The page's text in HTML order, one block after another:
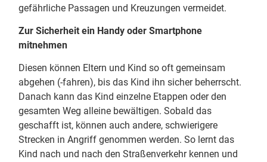
gefährliche Passagen und Kreuzungen vermeidet.
Zur Sicherheit ein Handy oder Smartphone
mitnehmen
Diesen können Eltern und Kind so oft gemeinsam
abgehen (-fahren), bis das Kind ihn sicher beherrscht.
Danach kann das Kind einzelne Etappen oder den
gesamten Weg alleine bewältigen. Sobald das
geschafft ist, können auch andere, schwierigere
Strecken in Angriff genommen werden. So lernt das
Kind nach und nach den Straßenverkehr kennen und